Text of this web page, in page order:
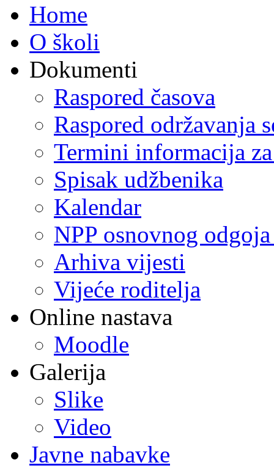
Home
O školi
Dokumenti
Raspored časova
Raspored održavanja
Termini informacija
Spisak udžbenika
Kalendar
NPP osnovnog
Arhiva vijesti
Vijeće roditelja
Online nastava
Moodle
Galerija
Slike
Video
Javne nabavke